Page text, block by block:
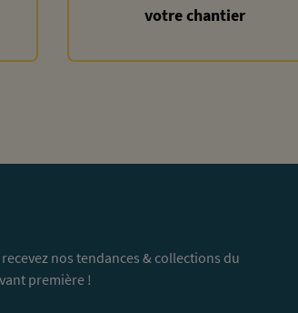
votre chantier
nos tendances & collections du
première !